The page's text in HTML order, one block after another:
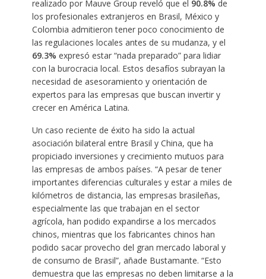
realizado por Mauve Group reveló que el 90.8% de
los profesionales extranjeros en Brasil, México y
Colombia admitieron tener poco conocimiento de
las regulaciones locales antes de su mudanza, y el
69.3% expresó estar “nada preparado” para lidiar
con la burocracia local. Estos desafíos subrayan la
necesidad de asesoramiento y orientación de
expertos para las empresas que buscan invertir y
crecer en América Latina.
Un caso reciente de éxito ha sido la actual
asociación bilateral entre Brasil y China, que ha
propiciado inversiones y crecimiento mutuos para
las empresas de ambos países. “A pesar de tener
importantes diferencias culturales y estar a miles de
kilómetros de distancia, las empresas brasileñas,
especialmente las que trabajan en el sector
agrícola, han podido expandirse a los mercados
chinos, mientras que los fabricantes chinos han
podido sacar provecho del gran mercado laboral y
de consumo de Brasil”, añade Bustamante. “Esto
demuestra que las empresas no deben limitarse a la